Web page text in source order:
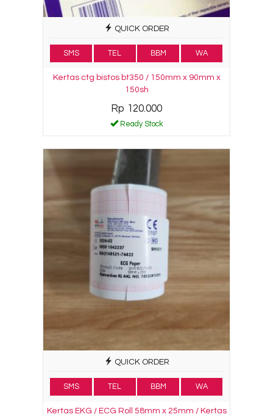
QUICK ORDER
SMS TEL BBM WA
Kertas ctg bistos bt350 / 150mm x 90mm x
150sh
Rp 120.000
Ready Stock
QUICK ORDER
SMS TEL BBM WA
Kertas EKG / ECG Roll 58mm x 25mm / Kertas